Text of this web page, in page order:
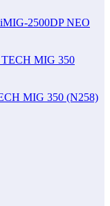
2500DP NEO
MIG 350 (N258)